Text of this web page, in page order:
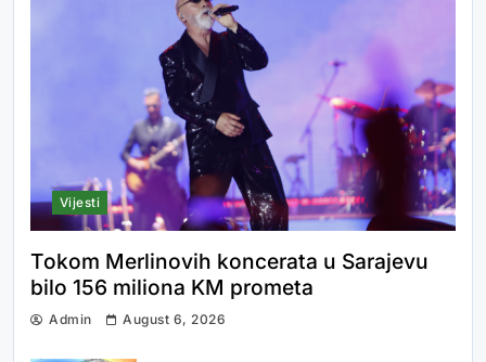
Na finalu Svjetskog prvenstva:
Zastava Bosne i Hercegovine među
Večeras će svijet dobiti novog
prvaka: Argentina ili Španija, ko će
ispisati historiju?
Vijesti
Tokom Merlinovih koncerata u Sarajevu
bilo 156 miliona KM prometa
Admin August 6, 2026